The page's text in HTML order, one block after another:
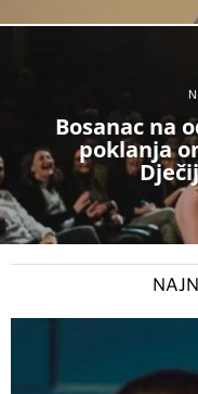
Bosanac na
poklanja